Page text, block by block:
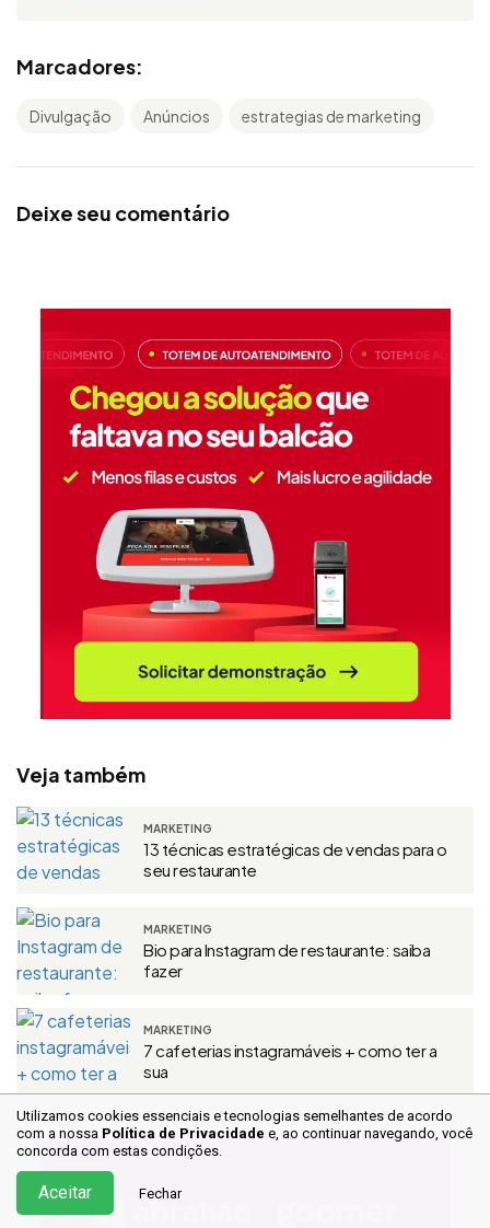
Marcadores:
Divulgação Anúncios estrategias de marketing
Deixe seu comentário
Veja também
MARKETING
13 técnicas estratégicas de vendas para o
seu restaurante
MARKETING
Bio para Instagram de restaurante: saiba
fazer
MARKETING
7 cafeterias instagramáveis + como ter a
sua
Utilizamos cookies essenciais e tecnologias semelhantes de acordo
com a nossa Política de Privacidade e, ao continuarnavegando, você
concorda com estas condições.
Aceitar Fechar